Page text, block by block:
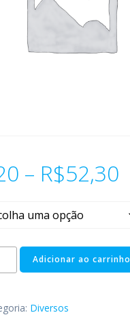
– R$52,30
Adicionar ao carrinho
Diversos